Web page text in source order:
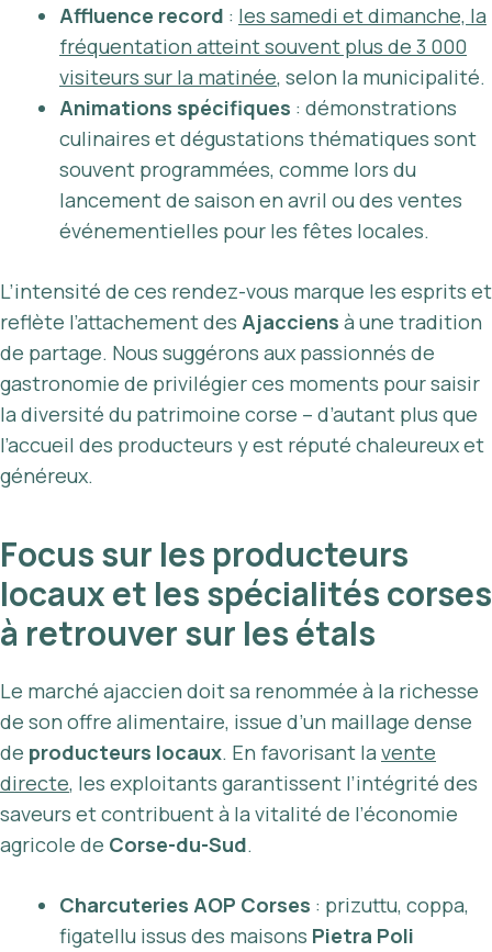
Affluence record : les samedi et dimanche, la
fréquentation atteint souvent plus de 3 000
visiteurs sur la matinée, selon la municipalité.
Animations spécifiques : démonstrations
culinaires et dégustations thématiques sont
souvent programmées, comme lors du
lancement de saison en avril ou des ventes
événementielles pour les fêtes locales.
L’intensité de ces rendez-vous marque les esprits et
reflète l’attachement des Ajacciens à une tradition
de partage. Nous suggérons aux passionnés de
gastronomie de privilégier ces moments pour saisir
la diversité du patrimoine corse – d’autant plus que
l’accueil des producteurs y est réputé chaleureux et
généreux.
Focus sur les producteurs
locaux et les spécialités corses
à retrouver sur les étals
Le marché ajaccien doit sa renommée à la richesse
de son offre alimentaire, issue d’un maillage dense
de producteurs locaux. En favorisant la vente
directe, les exploitants garantissent l’intégrité des
saveurs et contribuent à la vitalité de l’économie
agricole de Corse-du-Sud.
Charcuteries AOP Corses : prizuttu, coppa,
figatellu issus des maisons Pietra Poli